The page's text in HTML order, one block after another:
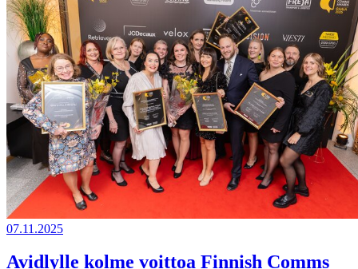
07.11.2025
Avidlylle kolme voittoa Finnish Comms